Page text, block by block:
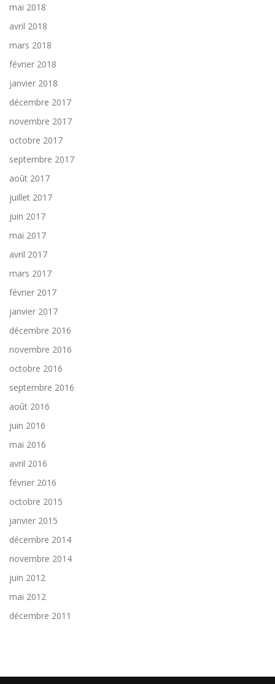
mai 2018
avril 2018
mars 2018
février 2018
janvier 2018
décembre 2017
novembre 2017
octobre 2017
septembre 2017
août 2017
juillet 2017
juin 2017
mai 2017
avril 2017
mars 2017
février 2017
janvier 2017
décembre 2016
novembre 2016
octobre 2016
septembre 2016
août 2016
juin 2016
mai 2016
avril 2016
février 2016
octobre 2015
janvier 2015
décembre 2014
novembre 2014
juin 2012
mai 2012
décembre 2011